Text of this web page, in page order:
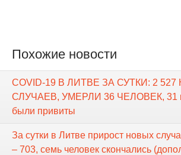
Похожие новости
COVID-19 В ЛИТВЕ ЗА СУТКИ: 2
СЛУЧАЕВ, УМЕРЛИ 36 ЧЕЛОВЕК, 31
были привиты
За сутки в Литве прирост новых
– 703, семь человек скончались